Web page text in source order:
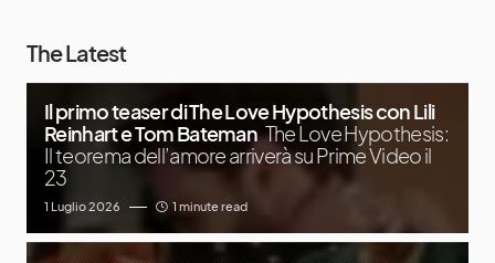
The Latest
Il primo teaser di The Love Hypothesis con Lili
Reinhart e Tom Bateman The Love Hypothesis:
Il teorema dell’amore arriverà su Prime Video il
23
1 Luglio 2026 1 minute read